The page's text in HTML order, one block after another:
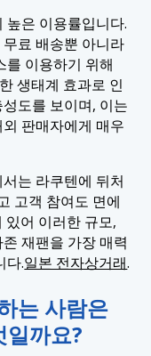
높은 이용률입니다.
료 배송뿐 아니라
를 이용하기 위해
생태계 효과로 인
도를 보이며, 이는
판매자에게 매우
는 라쿠텐에 뒤처
고객 참여도 면에
있어 이러한 규모,
재팬을 가장 매력
다.일본 전자상거래.
는 사람은
일까요?